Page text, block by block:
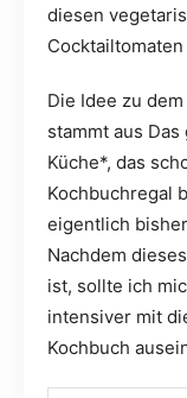
diesen
Die Idee zu dem
stammt aus
Küche*, das
Kochbuchregal
eigentlich
Nachdem
ist, sollte ich
intensiver mit
Kochbuch